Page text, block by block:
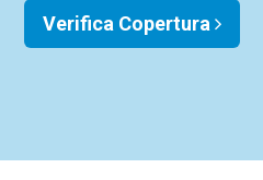
Verifica Copertura